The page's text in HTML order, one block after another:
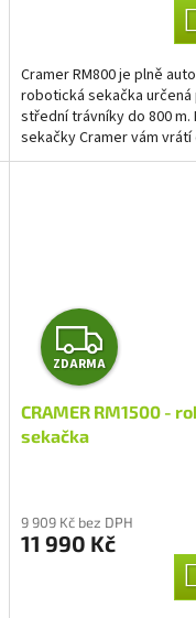
Cramer RM800 je plně
robotická sekačka určená
střední trávníky do 800 m.
sekačky Cramer vám vrátí
nabíjejí se automaticky,...
Z
D
A
M
ZDARMA
CRAMER RM1500 -
sekačka
9 909 Kč bez DPH
11 990 Kč